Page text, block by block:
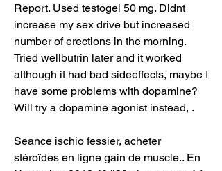
Report. Used testogel 50 mg. Didnt
increase my sex drive but increased
number of erections in the morning.
Tried wellbutrin later and it worked
although it had bad sideeffects, maybe I
have some problems with dopamine?
Will try a dopamine agonist instead, .
Seance ischio fessier, acheter
stéroïdes en ligne gain de muscle.. En